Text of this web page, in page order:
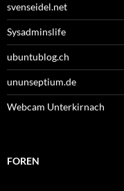
svenseidel.net
Sysadminslife
ubuntublog.ch
ununseptium.de
Webcam Unterkirnach
FOREN